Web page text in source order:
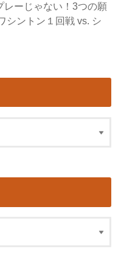
レーじゃない！3つの願
シントン１回戦 vs. シ